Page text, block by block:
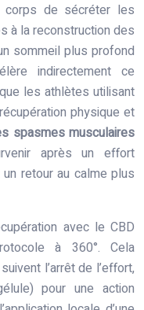
corps de sécréter les
à la reconstruction des
sommeil plus profond
indirectement ce
les athlètes utilisant
physique et
spasmes musculaires
après un effort
retour au calme plus
avec le CBD
à 360°. Cela
l’arrêt de l’effort,
pour une action